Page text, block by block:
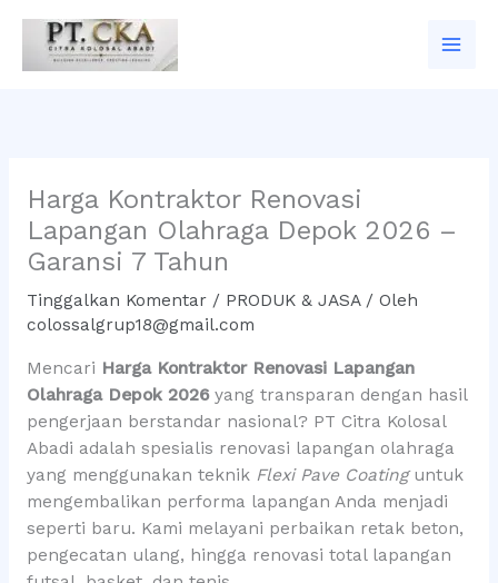
konten
Harga Kontraktor Renovasi
Lapangan Olahraga Depok 2026 –
Garansi 7 Tahun
Tinggalkan Komentar / PRODUK & JASA/ Oleh
colossalgrup18@gmail.com
Mencari Harga Kontraktor Renovasi Lapangan
Olahraga Depok 2026yang transparan dengan hasil
pengerjaan berstandar nasional? PT Citra Kolosal
Abadi adalah spesialis renovasi lapangan olahraga
yang menggunakan teknik Flexi Pave Coatinguntuk
mengembalikan performa lapangan Anda menjadi
seperti baru. Kami melayani perbaikan retak beton,
pengecatan ulang, hingga renovasi total lapangan